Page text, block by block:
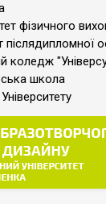
фізичного
післядипломної
коледж
школа